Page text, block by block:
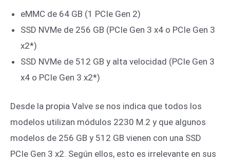
eMMC de 64 GB (1 PCIe Gen 2)
SSD NVMe de 256 GB (PCIe Gen 3 x4 o PCIe Gen 3
x2*)
SSD NVMe de 512 GB y alta velocidad (PCIe Gen 3
x4 o PCIe Gen 3 x2*)
Desde la propia Valve se nos indica que todos los
modelos utilizan módulos 2230 M.2 y que algunos
modelos de 256 GB y 512 GB vienen con una SSD
PCIe Gen 3 x2. Según ellos, esto es irrelevante en sus